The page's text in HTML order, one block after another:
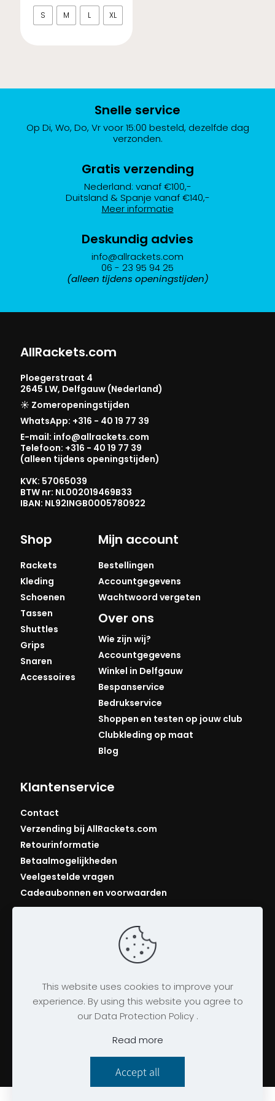
was:
is:
S M L XL
meerdere
variaties.
optie
gekozen
op
Snelle service
Op Di, Wo, Do, Vr voor 15:00 besteld, dezelfde dag
verzonden.
Gratis verzending
Nederland: vanaf €100,-
Duitsland & Spanje vanaf €140,-
Meer informatie
Deskundig advies
info@allrackets.com
06 - 23 95 94 25
(alleen tijdens openingstijden)
AllRackets.com
Ploegerstraat 4
2645 LW, Delfgauw (Nederland)
☀️ Zomeropeningstijden
WhatsApp: +316 - 40 19 77 39
E-mail: info@allrackets.com
Telefoon: +316 - 40 19 77 39
(alleen tijdens openingstijden)
KVK: 57065039
BTW nr: NL002019469B33
IBAN: NL92INGB0005780922
Shop
Rackets
Kleding
Schoenen
Tassen
Shuttles
Grips
Snaren
Accessoires
Mijn account
Bestellingen
Accountgegevens
Wachtwoord vergeten
Over ons
Wie zijn wij?
Accountgegevens
Winkel in Delfgauw
Bespanservice
Bedrukservice
Shoppen en testen op jouw club
Clubkleding op maat
Blog
Klantenservice
Contact
Verzending bij AllRackets.com
Retourinformatie
Betaalmogelijkheden
Veelgestelde vragen
Cadeaubonnen en voorwaarden
© 2026 AllRackets.com
Algemene voorwaarden
Website gemaakt door
This website uses cookies to improve your
experience. By using this website you agree to
our Data Protection Policy .
Read more
Accept all